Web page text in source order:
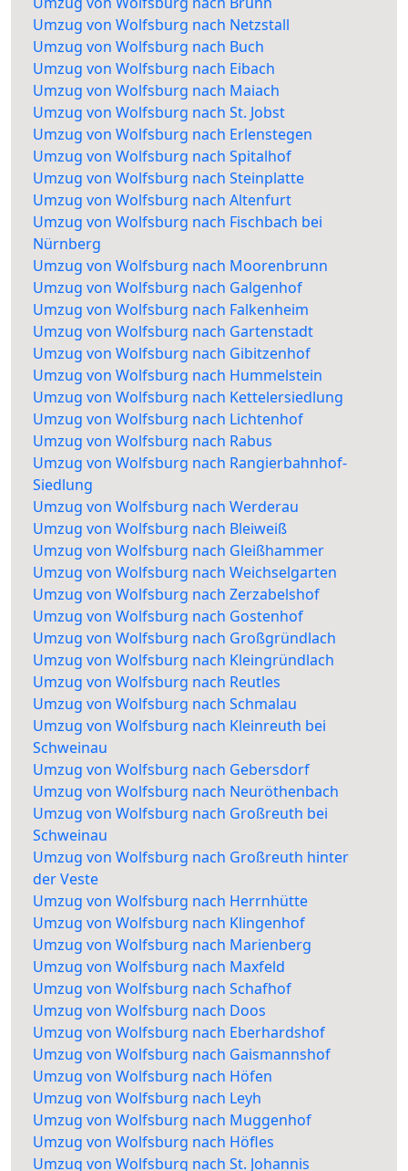
Umzug von Wolfsburg nach Netzstall
Umzug von Wolfsburg nach Buch
Umzug von Wolfsburg nach Eibach
Umzug von Wolfsburg nach Maiach
Umzug von Wolfsburg nach St. Jobst
Umzug von Wolfsburg nach Erlenstegen
Umzug von Wolfsburg nach Spitalhof
Umzug von Wolfsburg nach Steinplatte
Umzug von Wolfsburg nach Altenfurt
Umzug von Wolfsburg nach Fischbach bei
Nürnberg
Umzug von Wolfsburg nach Moorenbrunn
Umzug von Wolfsburg nach Galgenhof
Umzug von Wolfsburg nach Falkenheim
Umzug von Wolfsburg nach Gartenstadt
Umzug von Wolfsburg nach Gibitzenhof
Umzug von Wolfsburg nach Hummelstein
Umzug von Wolfsburg nach Kettelersiedlung
Umzug von Wolfsburg nach Lichtenhof
Umzug von Wolfsburg nach Rabus
Umzug von Wolfsburg nach Rangierbahnhof-
Siedlung
Umzug von Wolfsburg nach Werderau
Umzug von Wolfsburg nach Bleiweiß
Umzug von Wolfsburg nach Gleißhammer
Umzug von Wolfsburg nach Weichselgarten
Umzug von Wolfsburg nach Zerzabelshof
Umzug von Wolfsburg nach Gostenhof
Umzug von Wolfsburg nach Großgründlach
Umzug von Wolfsburg nach Kleingründlach
Umzug von Wolfsburg nach Reutles
Umzug von Wolfsburg nach Schmalau
Umzug von Wolfsburg nach Kleinreuth bei
Schweinau
Umzug von Wolfsburg nach Gebersdorf
Umzug von Wolfsburg nach Neuröthenbach
Umzug von Wolfsburg nach Großreuth bei
Schweinau
Umzug von Wolfsburg nach Großreuth hinter
der Veste
Umzug von Wolfsburg nach Herrnhütte
Umzug von Wolfsburg nach Klingenhof
Umzug von Wolfsburg nach Marienberg
Umzug von Wolfsburg nach Maxfeld
Umzug von Wolfsburg nach Schafhof
Umzug von Wolfsburg nach Doos
Umzug von Wolfsburg nach Eberhardshof
Umzug von Wolfsburg nach Gaismannshof
Umzug von Wolfsburg nach Höfen
Umzug von Wolfsburg nach Leyh
Umzug von Wolfsburg nach Muggenhof
Umzug von Wolfsburg nach Höfles
Umzug von Wolfsburg nach St. Johannis